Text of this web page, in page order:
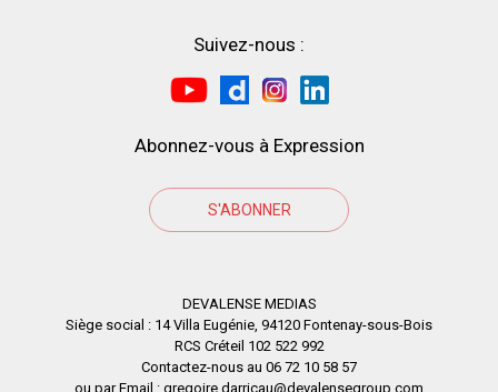
Suivez-nous :
Abonnez-vous à Expression
S'ABONNER
DEVALENSE MEDIAS
Siège social : 14 Villa Eugénie, 94120 Fontenay-sous-Bois
RCS Créteil 102 522 992
Contactez-nous au 06 72 10 58 57
ou par Email : gregoire.darricau@devalensegroup.com